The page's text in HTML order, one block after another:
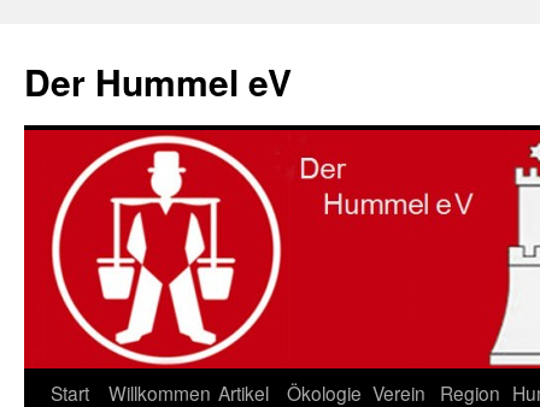
springen
Der Hummel eV
Start Willkommen Artikel Ökologie Verein Region